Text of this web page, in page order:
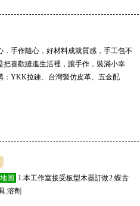
．手作隨心，好材料成就質感，手工包不
把喜歡縫進生活裡，讓手作，裝滿小幸
：YKK拉鍊、台灣製仿皮革、五金配
圖
1.本工作室接受板型木器訂做2.蝶古
.溶劑